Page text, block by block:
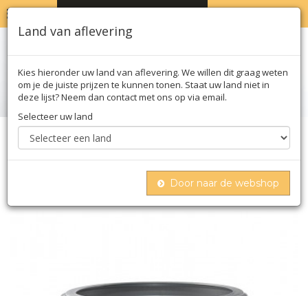
Home Kruiden
Wiberg zitronia sun, bereiding met natuurlijke
Land van aflevering
Kies hieronder uw land van aflevering. We willen dit graag weten
om je de juiste prijzen te kunnen tonen. Staat uw land niet in
deze lijst? Neem dan contact met ons op via email.
Selecteer uw land
Door naar de webshop